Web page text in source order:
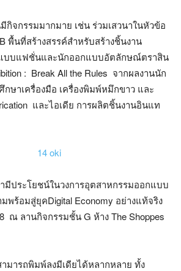
กิจกรรมมากมาย เช่น ร่วมเสวนาในหัวข้อ
พื้นที่สร้างสรรค์สำหรับสร้างชิ้นงาน
บบแฟชั่นและนักออกแบบอัตลักษณ์ตราสิน
: Break All the Rules จากผลงานนัก
ษาเครื่องมือ เครื่องพิมพ์หมึกขาว และ
และไอเดีย การผลิตชิ้นงานอินแท
มีประโยชน์ในวงการอุตสาหกรรมออกแบบ
พร้อมสู่ยุคDigital Economy อย่างแท้จริง
ณ ลานกิจกรรมชั้น G ห้าง The Shoppes
ามารถพิมพ์ลงมีเดียได้หลากหลาย ทั้ง